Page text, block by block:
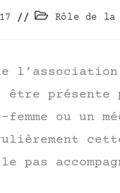
Rôle de la
être
femme ou
pas